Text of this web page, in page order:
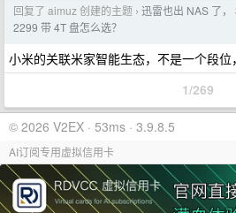
回复了 aimuz 创建的主题 › 迅雷也出 NAS 了
2299 带 4T 盘怎么选？
小米的关联米家智能生态，不是一个段
1/269
© 2026 V2EX · 53ms · 3.9.8.5
AI订阅专用虚拟信用卡